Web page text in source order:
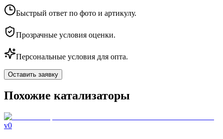
Быстрый ответ по фото и артикулу.
Прозрачные условия оценки.
Персональные условия для опта.
Оставить заявку
Похожие катализаторы
v0